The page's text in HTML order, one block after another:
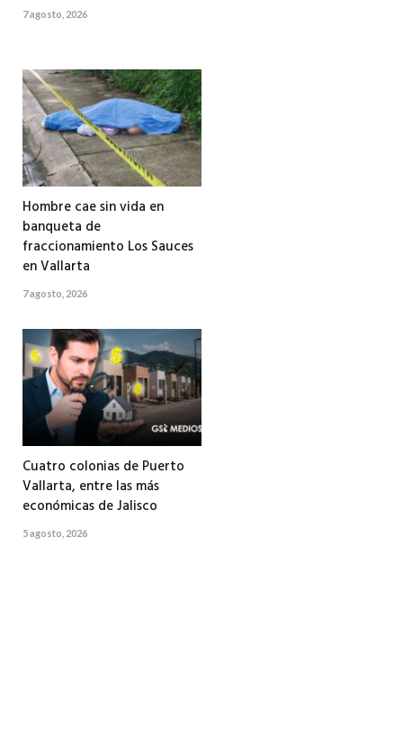
7 agosto, 2026
Hombre cae sin vida en
banqueta de
fraccionamiento Los Sauces
en Vallarta
7 agosto, 2026
Cuatro colonias de Puerto
Vallarta, entre las más
económicas de Jalisco
5 agosto, 2026